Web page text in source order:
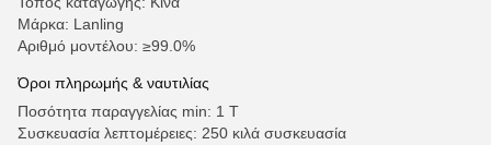
Μάρκα: Lanling
Αριθμό μοντέλου: ≥99.0%
Όροι πληρωμής & ναυτιλίας
Ποσότητα παραγγελίας min: 1 Τ
Συσκευασία λεπτομέρειες: 250 κιλά συσκευασία